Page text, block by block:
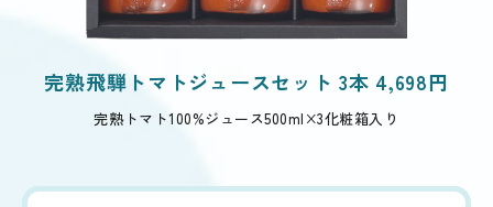
完熟飛騨トマトジュースセット 3本 4,698円
完熟トマト100%ジュース500ml×3化粧箱入り